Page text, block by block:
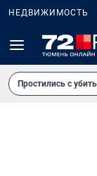
НЕДВИЖИМОСТЬ
Простились с